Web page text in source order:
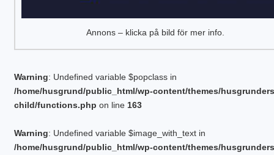
Annons – klicka på bild för mer info.
Warning: Undefined variable $popclass in
/home/husgrund/public_html/wp-content/themes/
child/functions.php on line 163
Warning: Undefined variable $image_with_text in
/home/husgrund/public_html/wp-content/themes/